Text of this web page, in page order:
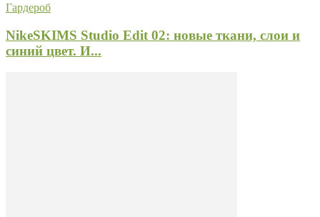
Гардероб
NikeSKIMS Studio Edit 02: новые ткани, слои и
синий цвет. И...